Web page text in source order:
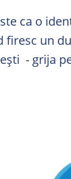
ca o
firesc un
- grija